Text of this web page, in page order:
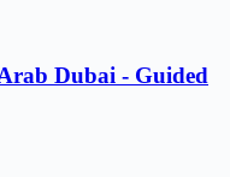
Dubai - Guided